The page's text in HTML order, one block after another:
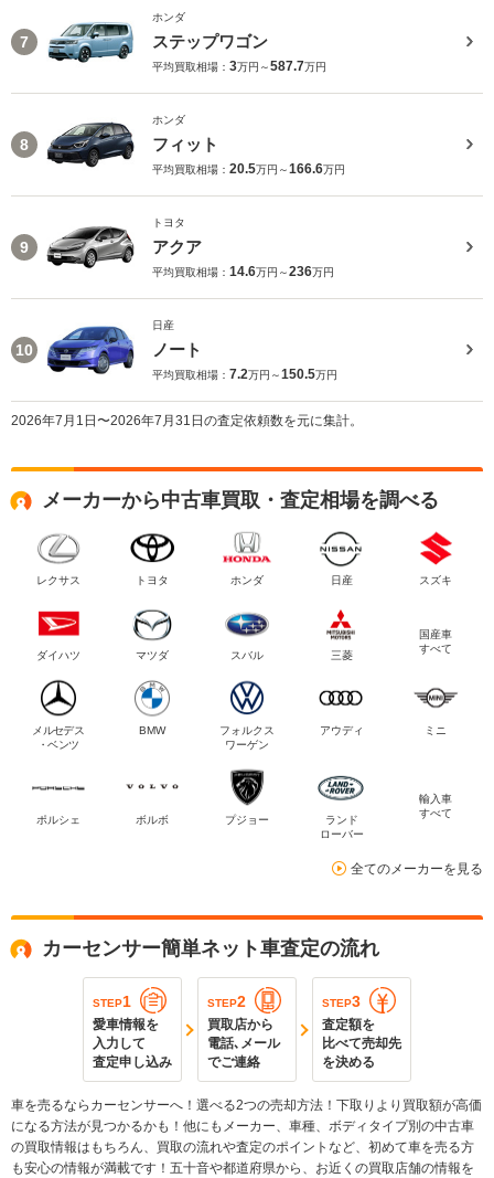
7
ホンダ
ステップワゴン
平均買取相場： 3万円～587.7万円
8
ホンダ
フィット
平均買取相場： 20.5万円～166.6万円
9
トヨタ
アクア
平均買取相場： 14.6万円～236万円
10
日産
ノート
平均買取相場： 7.2万円～150.5万円
2026年7月1日〜2026年7月31日の査定依頼数を元に集計。
メーカーから中古車買取・査定相場を調べる
レクサス トヨタ ホンダ 日産 スズキ
ダイハツ マツダ スバル 三菱
国産車
すべて
メルセデス
・ベンツ
BMW
フォルクス
ワーゲン
アウディ ミニ
ポルシェ ボルボ プジョー
ランド
ローバー
輸入車
すべて
全てのメーカーを見る
カーセンサー簡単ネット車査定の流れ
STEP1
愛車情報を
入力して
査定申し込み
STEP2
買取店から
電話､メール
でご連絡
STEP3
査定額を
比べて売却先
を決める
車を売るならカーセンサーへ！選べる2つの売却方法！下取りより買取額が高価
になる方法が見つかるかも！他にもメーカー、車種、ボディタイプ別の中古車
の買取情報はもちろん、買取の流れや査定のポイントなど、初めて車を売る方
も安心の情報が満載です！五十音や都道府県から、お近くの買取店舗の情報を